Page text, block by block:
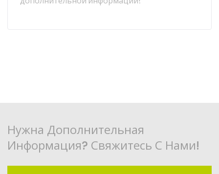
Нужна Дополнительная
Информация? Свяжитесь С Нами!